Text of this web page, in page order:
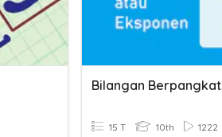
Bilangan Berpangkat
15 T 10th 1222